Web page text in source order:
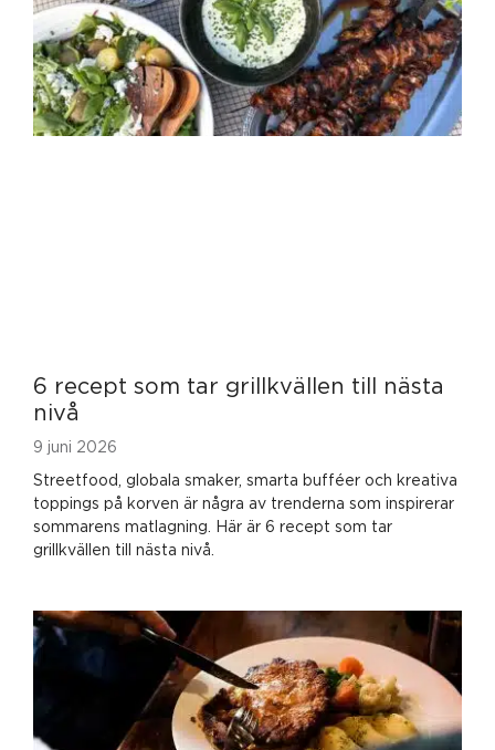
6 recept som tar grillkvällen till nästa
nivå
9 juni 2026
Streetfood, globala smaker, smarta bufféer och kreativa
toppings på korven är några av trenderna som inspirerar
sommarens matlagning. Här är 6 recept som tar
grillkvällen till nästa nivå.